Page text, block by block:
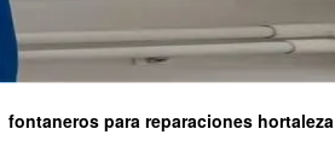
fontaneros para reparaciones hortaleza